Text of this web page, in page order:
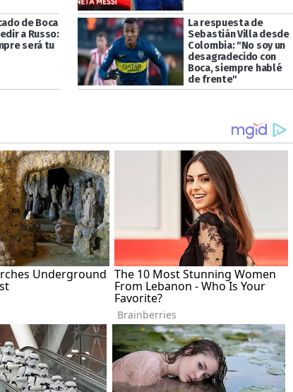
de Boca
a Russo:
será tu
La respuesta de
Sebastián Villa desde
Colombia: "No soy un
desagradecido con
Boca, siempre hablé
de frente"